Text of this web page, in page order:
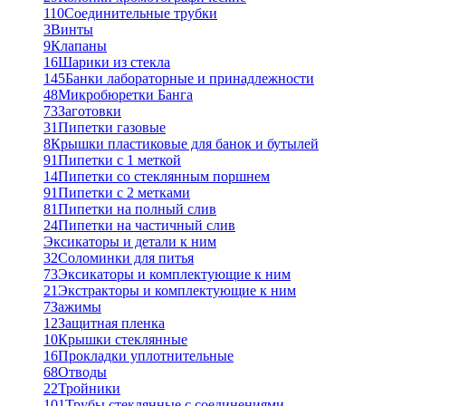
110Соединительные трубки
3Винты
9Клапаны
16Шарики из стекла
145Банки лабораторные и принадлежности
48Микробюретки Банга
73Заготовки
31Пипетки газовые
8Крышки пластиковые для банок и бутылей
91Пипетки с 1 меткой
14Пипетки со стеклянным поршнем
91Пипетки с 2 метками
81Пипетки на полный слив
24Пипетки на частичный слив
Эксикаторы и детали к ним
32Соломинки для питья
73Эксикаторы и комплектующие к ним
21Экстракторы и комплектующие к ним
7Зажимы
12Защитная пленка
10Крышки стеклянные
16Прокладки уплотнительные
68Отводы
22Тройники